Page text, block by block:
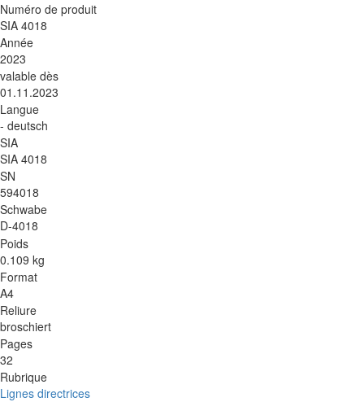
Numéro de produit
SIA 4018
Année
2023
valable dès
01.11.2023
Langue
- deutsch
SIA
SIA 4018
SN
594018
Schwabe
D-4018
Poids
0.109 kg
Format
A4
Reliure
broschiert
Pages
32
Rubrique
Lignes directrices